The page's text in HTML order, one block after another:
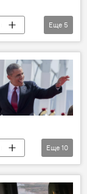
Еще 5
Еще 10